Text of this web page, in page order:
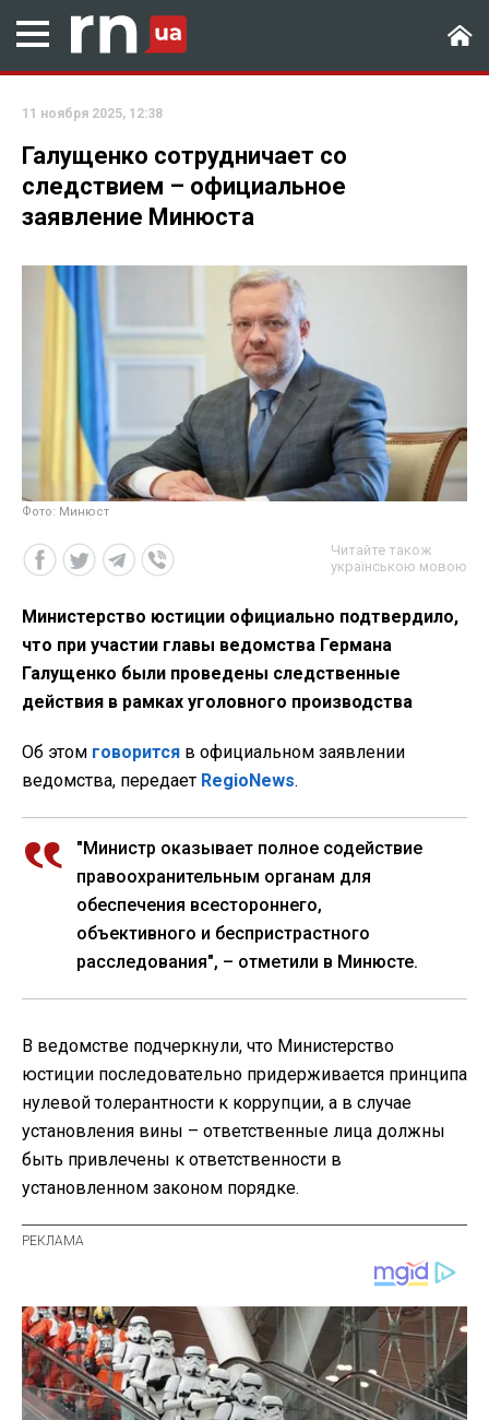
11 ноября 2025, 12:38
Галущенко сотрудничает со
следствием – официальное
заявление Минюста
Фото: Минюст
Читайте також
українською мовою
Министерство юстиции официально подтвердило,
что при участии главы ведомства Германа
Галущенко были проведены следственные
действия в рамках уголовного производства
Об этом говорится в официальном заявлении
ведомства, передает RegioNews.
"Министр оказывает полное содействие
правоохранительным органам для
обеспечения всестороннего,
объективного и беспристрастного
расследования", – отметили в Минюсте.
В ведомстве подчеркнули, что Министерство
юстиции последовательно придерживается принципа
нулевой толерантности к коррупции, а в случае
установления вины – ответственные лица должны
быть привлечены к ответственности в
установленном законом порядке.